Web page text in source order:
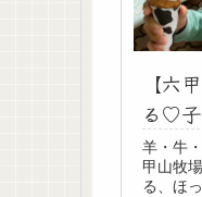
【六
る♡
羊・牛
甲山牧
る、ほ